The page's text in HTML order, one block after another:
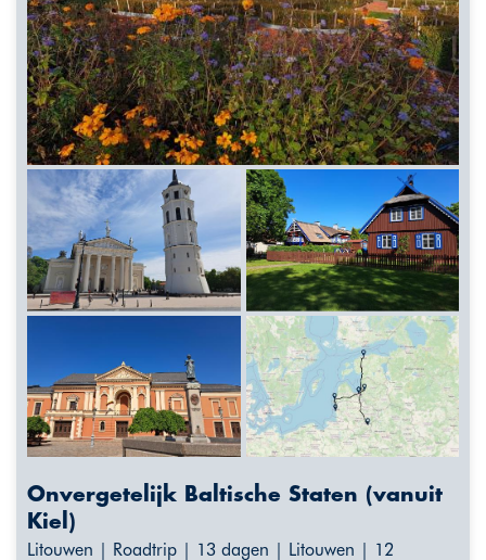
Onvergetelijk Baltische Staten (vanuit
Kiel)
Litouwen | Roadtrip | 13 dagen | Litouwen | 12